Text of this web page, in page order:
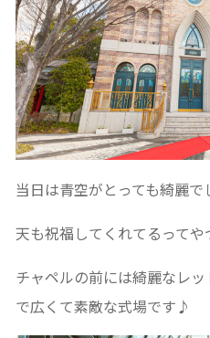
当日は青空がとっても綺麗で
天も祝福してくれてるってや
チャペルの前には綺麗なレ
で広くて素敵な式場です♪